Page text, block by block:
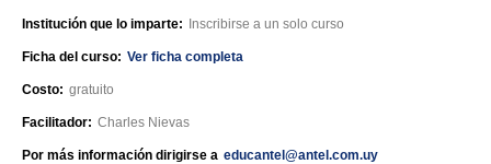
Institución que lo imparte: Inscribirse a un solo curso
Ficha del curso: Ver ficha completa
Costo: gratuito
Facilitador: Charles Nievas
Por más información dirigirse a educantel@antel.com.uy